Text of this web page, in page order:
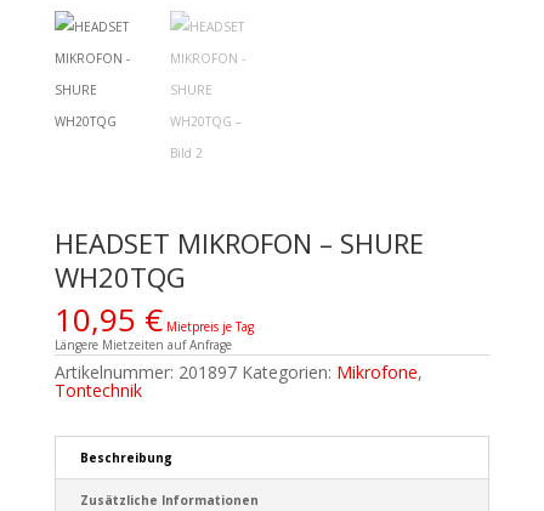
HEADSET MIKROFON – SHURE
WH20TQG
10,95 € Mietpreis je Tag
Längere Mietzeiten auf Anfrage
Artikelnummer: 201897 Kategorien: Mikrofone,
Tontechnik
Beschreibung
Zusätzliche Informationen